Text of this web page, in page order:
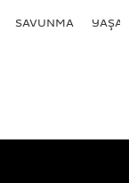
SAVUNMA